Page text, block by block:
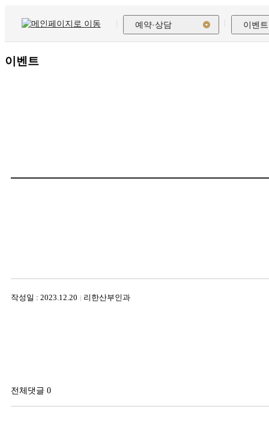
예약·상담 이벤트
이벤트
작성일 : 2023.12.20 리한산부인과
전체댓글 0